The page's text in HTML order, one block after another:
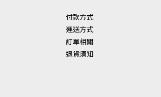
付款方式
運送方式
訂單相關
退貨須知